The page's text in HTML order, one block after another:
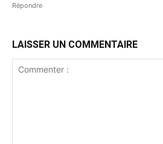
Répondre
LAISSER UN COMMENTAIRE